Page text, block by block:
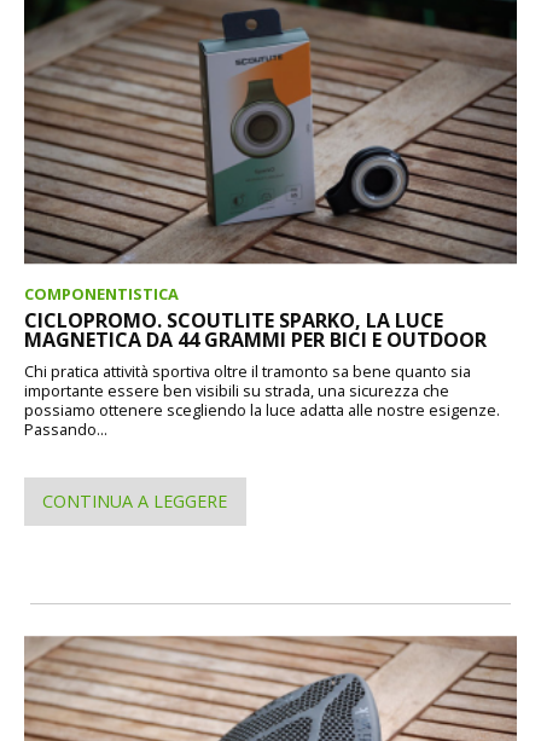
COMPONENTISTICA
CICLOPROMO. SCOUTLITE SPARKO, LA LUCE
MAGNETICA DA 44 GRAMMI PER BICI E OUTDOOR
Chi pratica attività sportiva oltre il tramonto sa bene quanto sia
importante essere ben visibili su strada, una sicurezza che
possiamo ottenere scegliendo la luce adatta alle nostre esigenze.
Passando...
CONTINUA A LEGGERE